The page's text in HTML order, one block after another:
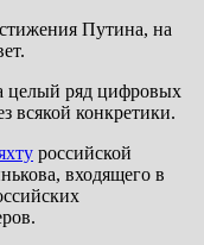
Путина, на
целый ряд цифровых
всякой конкретики.
российской
входящего в